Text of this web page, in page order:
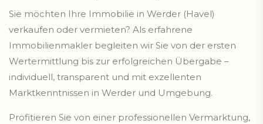
Sie möchten Ihre Immobilie in Werder (Havel)
verkaufen oder vermieten? Als erfahrene
Immobilienmakler begleiten wir Sie von der ersten
Wertermittlung bis zur erfolgreichen Übergabe –
individuell, transparent und mit exzellenten
Marktkenntnissen in Werder und Umgebung.
Profitieren Sie von einer professionellen Vermarktung,